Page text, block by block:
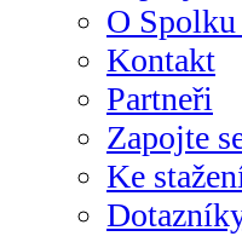
O Spolku
Kontakt
Partneři
Zapojte
Ke